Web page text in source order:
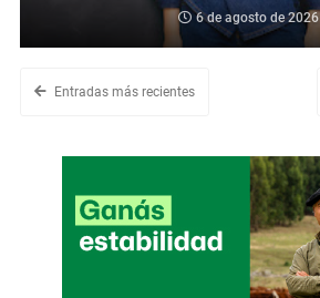
6 de agosto de 2026
Entradas más recientes